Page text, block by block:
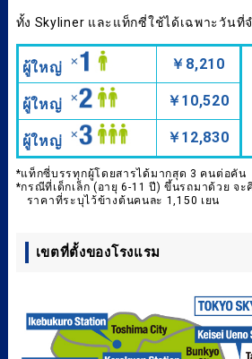
ทั้ง Skyliner และแท็กซี่ใช้ได้เฉพาะวันที่
ผู้ใหญ่ ￥8,210
ผู้ใหญ่
￥10,520
ผู้ใหญ่ ￥12,830
*แท็กซี่บรรทุกผู้โดยสารได้มากสุด 3 คนต่อคัน
*กรณีที่เด็กเล็ก (อายุ 6-11 ปี) ขึ้นรถมาด้วย จะ
ราคาที่ระบุไว้ข้างต้นคนละ 1,150 เยน
เขตที่ตั้งของโรงแรม